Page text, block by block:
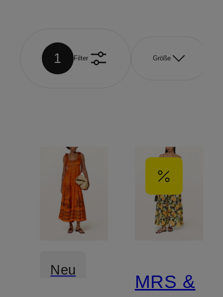
1 Filter Größe
Neu
MRS &